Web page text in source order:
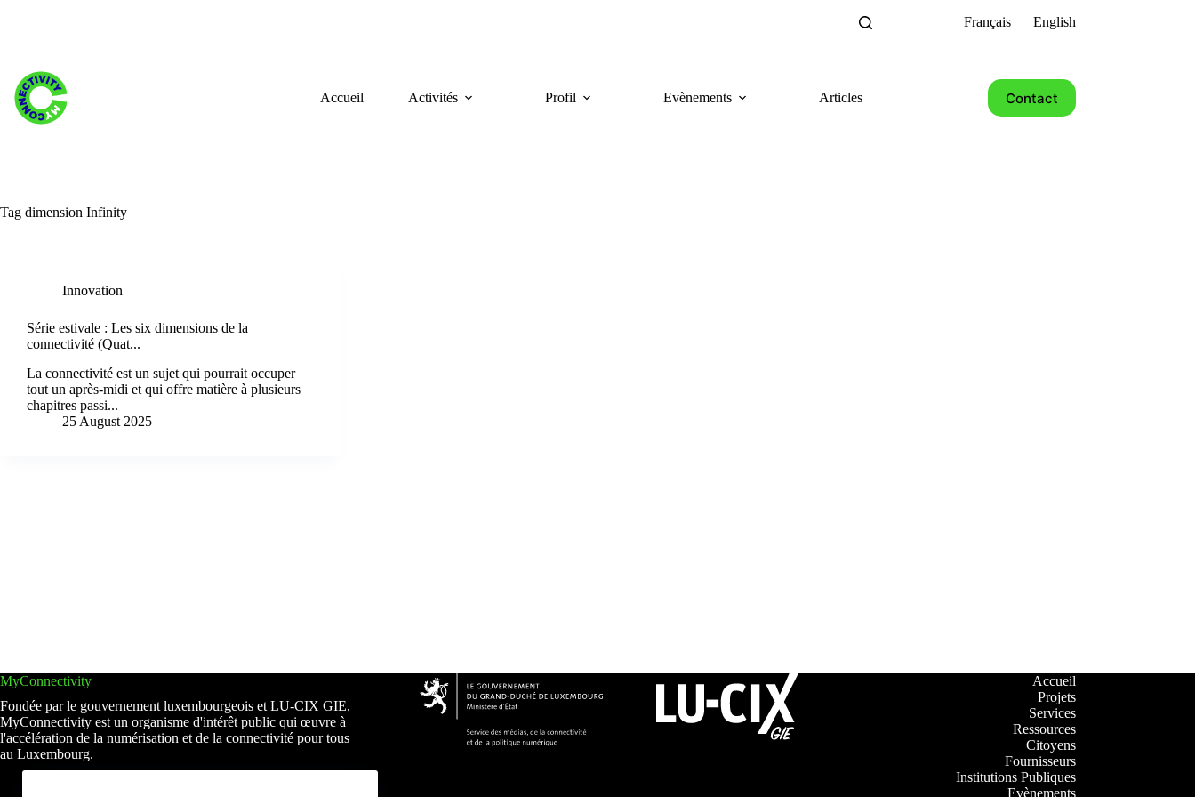
Français English
Accueil Activités Profil Evènements Articles Contact
Tag dimension Infinity
Innovation
Série estivale : Les six dimensions de la
connectivité (Quat...
La connectivité est un sujet qui pourrait occuper
tout un après-midi et qui offre matière à plusieurs
chapitres passi...
25 August 2025
MyConnectivity
Fondée par le gouvernement luxembourgeois et LU-CIX GIE,
MyConnectivity est un organisme d'intérêt public qui œuvre à
l'accélération de la numérisation et de la connectivité pour tous
au Luxembourg.
Accueil
Projets
Services
Ressources
Citoyens
Fournisseurs
Institutions Publiques
Evènements